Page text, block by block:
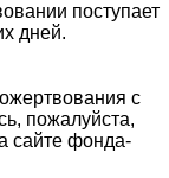
поступает
дней.
с
пожалуйста,
сайте фонда-